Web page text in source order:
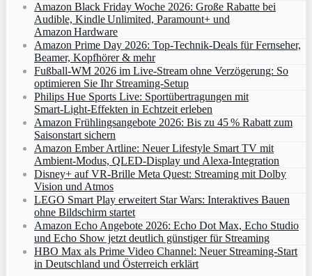
Amazon Black Friday Woche 2026: Große Rabatte bei
Audible, Kindle Unlimited, Paramount+ und
Amazon Hardware
Amazon Prime Day 2026: Top-Technik-Deals für Fernseher,
Beamer, Kopfhörer & mehr
Fußball-WM 2026 im Live-Stream ohne Verzögerung: So
optimieren Sie Ihr Streaming-Setup
Philips Hue Sports Live: Sportübertragungen mit
Smart‑Light‑Effekten in Echtzeit erleben
Amazon Frühlingsangebote 2026: Bis zu 45 % Rabatt zum
Saisonstart sichern
Amazon Ember Artline: Neuer Lifestyle Smart TV mit
Ambient‑Modus, QLED‑Display und Alexa‑Integration
Disney+ auf VR-Brille Meta Quest: Streaming mit Dolby
Vision und Atmos
LEGO Smart Play erweitert Star Wars: Interaktives Bauen
ohne Bildschirm startet
Amazon Echo Angebote 2026: Echo Dot Max, Echo Studio
und Echo Show jetzt deutlich günstiger für Streaming
HBO Max als Prime Video Channel: Neuer Streaming‑Start
in Deutschland und Österreich erklärt